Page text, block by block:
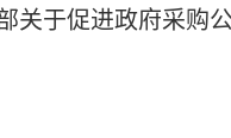
关于促进政府采购